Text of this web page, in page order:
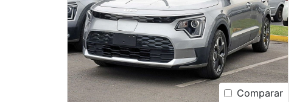
Comparar